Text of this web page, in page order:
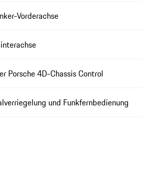
Vorderachse
Porsche 4D-Chassis Control
und Funkfernbedienung